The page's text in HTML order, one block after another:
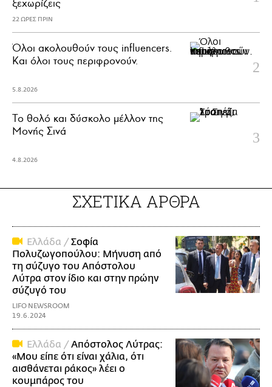
ξεχωρίζεις
22 ΩΡΕΣ ΠΡΙΝ
Όλοι ακολουθούν τους influencers.
Και όλοι τους περιφρονούν.
5.8.2026
Το θολό και δύσκολο μέλλον της
Μονής Σινά
4.8.2026
ΣΧΕΤΙΚΑ ΑΡΘΡΑ
Ελλάδα /Σοφία
Πολυζωγοπούλου: Μήνυση από
τη σύζυγο του Απόστολου
Λύτρα στον ίδιο και στην πρώην
σύζυγό του
LIFO NEWSROOM
19.6.2024
Ελλάδα /Απόστολος Λύτρας:
«Μου είπε ότι είναι χάλια, ότι
αισθάνεται ράκος» λέει ο
κουμπάρος του